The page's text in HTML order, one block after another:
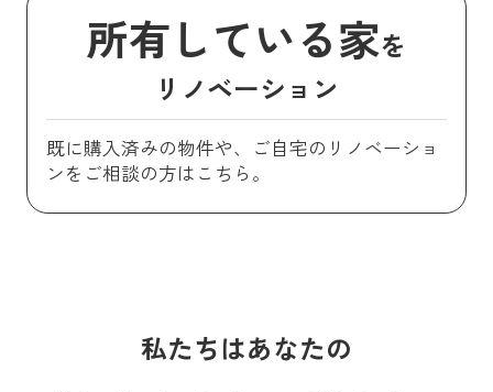
所有している家を
リノベーション
既に購入済みの物件や、ご自宅のリノベーショ
ンをご相談の方はこちら。
私たちはあなたの